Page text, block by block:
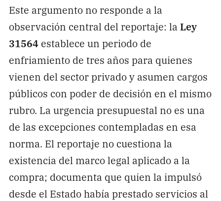
Este argumento no responde a la
observación central del reportaje: la Ley
31564establece un periodo de
enfriamiento de tres años para quienes
vienen del sector privado y asumen cargos
públicos con poder de decisión en el mismo
rubro. La urgencia presupuestal no es una
de las excepciones contempladas en esa
norma. El reportaje no cuestiona la
existencia del marco legal aplicado a la
compra; documenta que quien la impulsó
desde el Estado había prestado servicios al